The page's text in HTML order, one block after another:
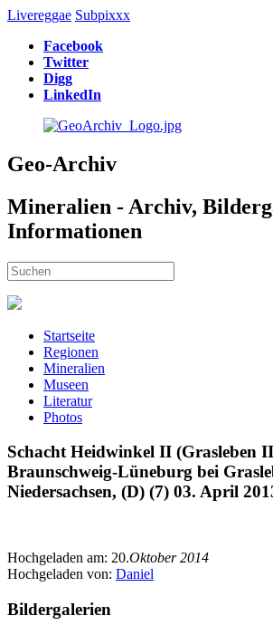
Livereggae Subpixxx
Facebook
Twitter
Digg
LinkedIn
Geo-Archiv
Mineralien - Archiv,
Informationen
Startseite
Regionen
Mineralien
Museen
Literatur
Photos
Schacht Heidwinkel II (Grasleben
Braunschweig-Lüneburg bei
Niedersachsen, (D) (7) 03. April
Hochgeladen am: 20.Oktober 2014
Hochgeladen von: Daniel
Bildergalerien